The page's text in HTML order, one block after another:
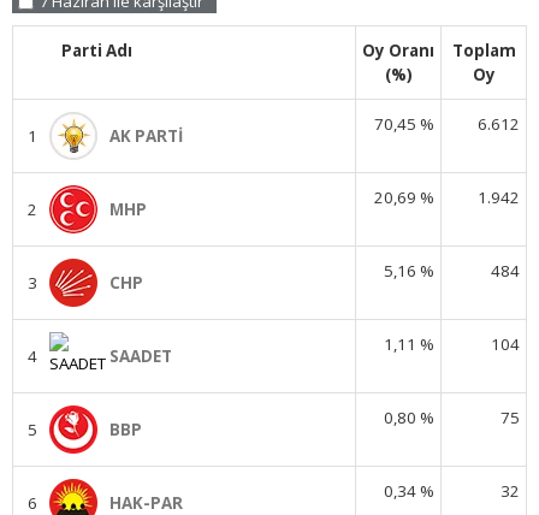
Parti Adı
Oy Oranı
(%)
Toplam
Oy
1 AK PARTİ
70,45 % 6.612
2 MHP
20,69 % 1.942
3 CHP
5,16 % 484
4 SAADET
1,11 % 104
5 BBP
0,80 % 75
6 HAK-PAR
0,34 % 32